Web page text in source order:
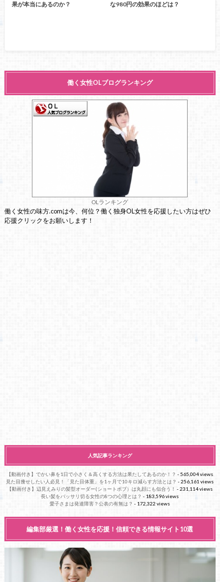
果が本当にあるのか？
な980円の効果のほどは？
働く女性OLブログランキング
OLランキング
働く女性の味方.comは今、何位？働く独身OL女性を応援したい方はぜひ
応援クリックをお願いします！
人気記事ランキング
【動画付き】でかい鼻を1日で小さく＆高くする方法は果たしてあるのか！？ - 565,004 views
見た目痩せしたい人必見！「見た目体重」を1ヶ月で10キロ減らす方法とは？ - 256,161 views
【動画付き】辺見えみりの髪型オーダー(ショートボブ）は丸顔にも似合う！ - 231,114 views
長い髪をバッサリ切る女性の8つの心理とは？ - 183,596 views
愛子さまは発達障害？公表の有無は？ - 172,322 views
編集部厳選！働く女性を応援！信頼できる情報サイト10選